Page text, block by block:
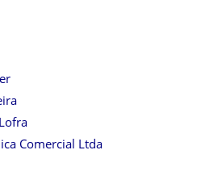
Comercial Ltda